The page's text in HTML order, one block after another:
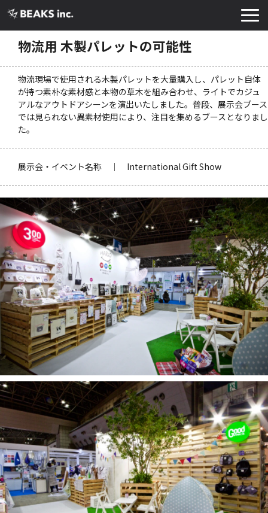
TOP
実績・導入事例
お知らせ
よくあるご質問
お役立ち資料
物流用 木製パレットの可能性
物流現場で使用される木製パレットを大量購入し、パレット自体
が持つ素朴な素材感と本物の草木を組み合わせ、ライトでカジュ
アルなアウトドアシーンを演出いたしました。普段、展示会ブース
では見られない異素材使用により、注目を集めるブースとなりまし
た。
展示会・イベント名称 ｜ International Gift Show